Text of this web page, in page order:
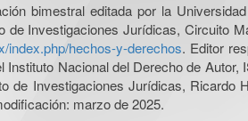
bimestral editada por la
Investigaciones Jurídicas, Circuito
index.php/hechos-y-derechos. Editor
Nacional del Derecho de
de Investigaciones Jurídicas,
marzo de 2025.